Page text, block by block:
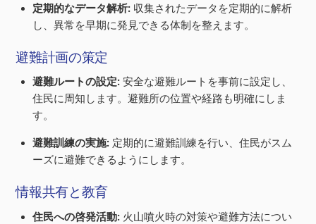
定期的なデータ解析: 収集されたデータを定期的に解析
し、異常を早期に発見できる体制を整えます。
避難計画の策定
避難ルートの設定: 安全な避難ルートを事前に設定し、
住民に周知します。避難所の位置や経路も明確にしま
す。
避難訓練の実施: 定期的に避難訓練を行い、住民がスム
ーズに避難できるようにします。
情報共有と教育
住民への啓発活動: 火山噴火時の対策や避難方法につい